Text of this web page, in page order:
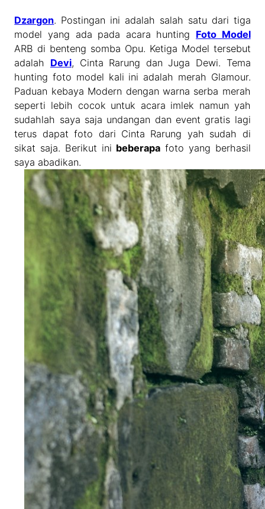
Dzargon. Postingan ini adalah salah satu dari tiga
model yang ada pada acara hunting Foto Model
ARB di benteng somba Opu. Ketiga Model tersebut
adalah Devi, Cinta Rarung dan Juga Dewi. Tema
hunting foto model kali ini adalah merah Glamour.
Paduan kebaya Modern dengan warna serba merah
seperti lebih cocok untuk acara imlek namun yah
sudahlah saya saja undangan dan event gratis lagi
terus dapat foto dari Cinta Rarung yah sudah di
sikat saja. Berikut ini beberapa foto yang berhasil
saya abadikan.